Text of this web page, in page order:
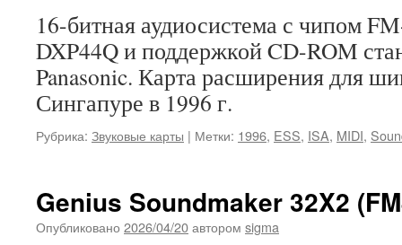
16-битная аудиосистема с чипом
DXP44Q и поддержкой CD-ROM
Panasonic. Карта расширения для
Сингапуре в 1996 г.
Рубрика: Звуковые карты | Метки: 1996, ESS, ISA, MIDI,
Genius Soundmaker 32X2
Опубликовано 2026/04/20автором sigma